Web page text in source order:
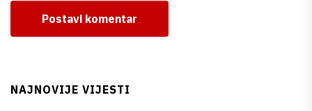
Postavi komentar
NAJNOVIJE VIJESTI